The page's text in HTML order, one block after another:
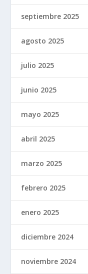
septiembre 2025
agosto 2025
julio 2025
junio 2025
mayo 2025
abril 2025
marzo 2025
febrero 2025
enero 2025
diciembre 2024
noviembre 2024